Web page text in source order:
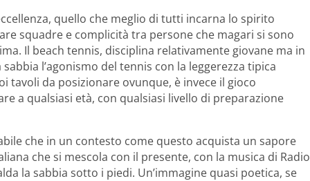
quello che meglio di tutti incarna lo spirito
squadre e complicità tra persone che magari si sono
Il beach tennis, disciplina relativamente giovane ma in
l’agonismo del tennis con la leggerezza tipica
tavoli da posizionare ovunque, è invece il gioco
a qualsiasi età, con qualsiasi livello di preparazione
che in un contesto come questo acquista un sapore
che si mescola con il presente, con la musica di Radio
la sabbia sotto i piedi. Un’immagine quasi poetica, se